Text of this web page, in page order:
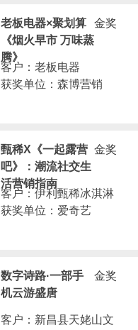
金奖
老板电器×聚划算
《烟火早市 万味蒸
腾》
客户：老板电器
获奖单位：森博营销
金奖
甄稀X《一起露营
吧》：潮流社交生
活营销指南
客户：伊利甄稀冰淇淋
获奖单位：爱奇艺
金奖
数字诗路·一部手
机云游盛唐
客户：新昌县天姥山文